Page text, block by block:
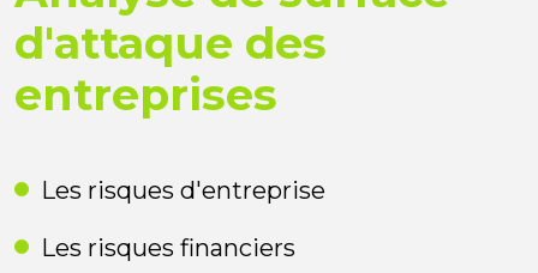
d'attaque des
entreprises
Les risques d'entreprise
Les risques financiers